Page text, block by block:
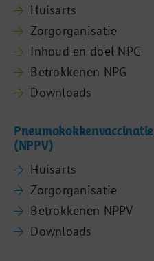
Huisarts
Zorgorganisatie
Inhoud en doel NPG
Betrokkenen NPG
Downloads
Pneumokokkenvaccinatie
(NPPV)
Huisarts
Zorgorganisatie
Betrokkenen NPPV
Downloads